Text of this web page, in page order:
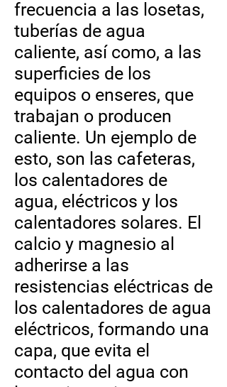
frecuencia a las losetas,
tuberías de agua
caliente, así como, a las
superficies de los
equipos o enseres, que
trabajan o producen
caliente. Un ejemplo de
esto, son las cafeteras,
los calentadores de
agua, eléctricos y los
calentadores solares. El
calcio y magnesio al
adherirse a las
resistencias eléctricas de
los calentadores de agua
eléctricos, formando una
capa, que evita el
contacto del agua con